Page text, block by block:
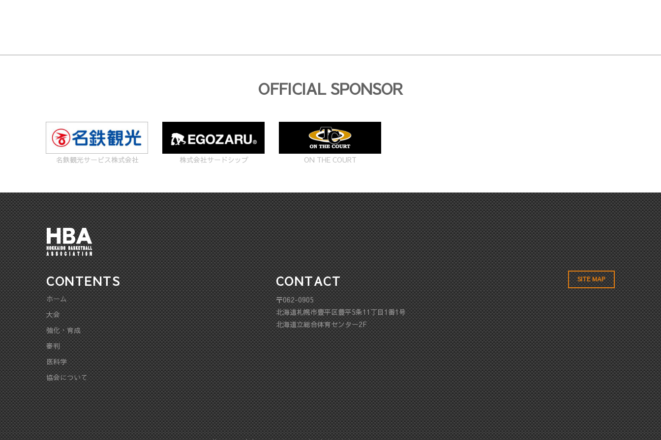
OFFICIAL SPONSOR
名鉄観光サービス株式会社 株式会社サードシップ ON THE COURT
CONTENTS
ホーム
大会
強化・育成
審判
医科学
協会について
CONTACT
〒062-0905
北海道札幌市豊平区豊平5条11丁目1番1号
北海道立総合体育センター2F
SITE MAP